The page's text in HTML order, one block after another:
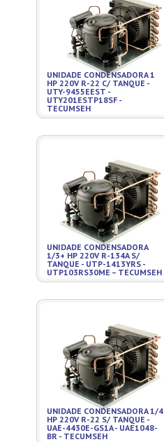
UNIDADE CONDENSADORA 1
HP 220V R-22 C/ TANQUE -
UTY-9455EEST -
UTY201ESTP18SF -
TECUMSEH
UNIDADE CONDENSADORA
1/3+ HP 220V R-134A S/
TANQUE - UTP-1413YRS -
UTP103RS30ME – TECUMSEH
UNIDADE CONDENSADORA 1/4
HP 220V R-22 S/ TANQUE -
UAE-4430E-GS1A - UAE1048-
BR - TECUMSEH